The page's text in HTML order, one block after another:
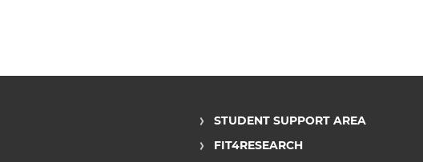
STUDENT SUPPORT AREA
FIT4RESEARCH